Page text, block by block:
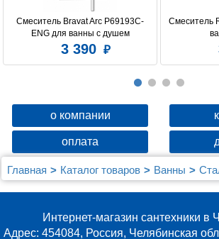
Смеситель Bravat Arc P69193C-
ENG для ванны с душем
3 390
Смеситель
о компании
оплата
Главная Каталог товаров Ванны
Мойка настол.монтаж 50х50 (3,0)
Интернет-магазин сантехники в
Адрес: 454084, Россия, Челябинская